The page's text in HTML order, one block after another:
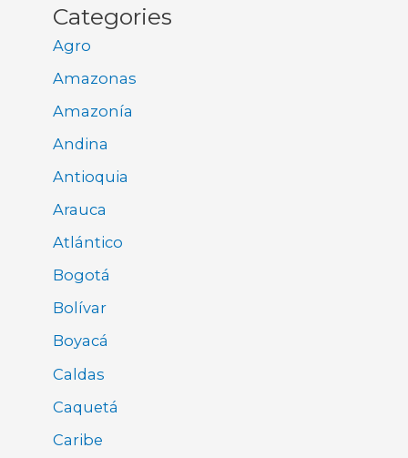
Categories
Agro
Amazonas
Amazonía
Andina
Antioquia
Arauca
Atlántico
Bogotá
Bolívar
Boyacá
Caldas
Caquetá
Caribe